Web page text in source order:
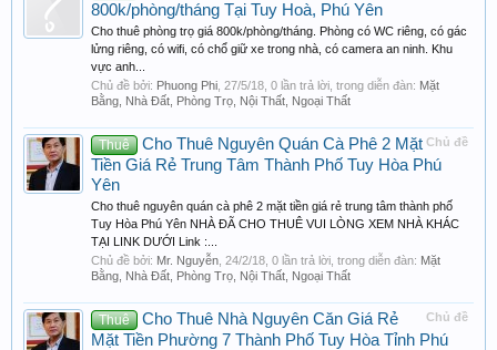
800k/phòng/tháng Tại Tuy Hoà, Phú Yên
Cho thuê phòng trọ giá 800k/phòng/tháng. Phòng có WC riêng, có gác
lửng riêng, có wifi, có chổ giữ xe trong nhà, có camera an ninh. Khu
vực anh...
Chủ đề bởi: Phuong Phi 27/5/18 , 0 lần trả lời, trong diễn đàn: Mặt
Bằng, Nhà Đất, Phòng Trọ, Nội Thất, Ngoại Thất
Chủ đề
Thuê
Cho Thuê Nguyên Quán Cà Phê 2 Mặt
Tiền Giá Rẻ Trung Tâm Thành Phố Tuy Hòa Phú
Yên
Cho thuê nguyên quán cà phê 2 mặt tiền giá rẻ trung tâm thành phố
Tuy Hòa Phú Yên NHÀ ĐÃ CHO THUÊ VUI LÒNG XEM NHÀ KHÁC
TẠI LINK DƯỚI Link :...
Chủ đề bởi: Mr. Nguyễn 24/2/18 , 0 lần trả lời, trong diễn đàn: Mặt
Bằng, Nhà Đất, Phòng Trọ, Nội Thất, Ngoại Thất
Chủ đề
Thuê
Cho Thuê Nhà Nguyên Căn Giá Rẻ
Mặt Tiền Phường 7 Thành Phố Tuy Hòa Tỉnh Phú